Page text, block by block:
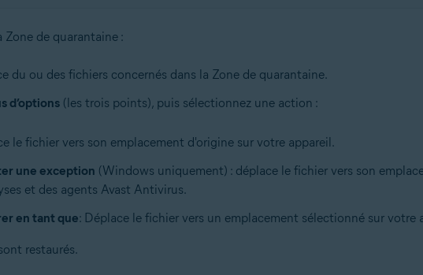
de quarantaine :
du ou des fichiers concernés dans la Zone de quarantaine.
d’options (les trois points), puis sélectionnez une action :
le fichier vers son emplacement d'origine sur votre appareil.
une exception (Windows uniquement) : déplace le fichier vers son
et des agents Avast Antivirus.
en tant que: Déplace le fichier vers un emplacement sélectionné sur votre
restaurés.